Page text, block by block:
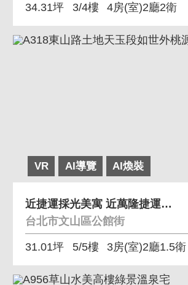
34.31坪 3/4樓 4房(室)2廳2衛
VR AI導覽 AI煥裝
近捷運採光美寓 近萬隆捷運站、採光佳、格局方正
台北市文山區公館街
31.01坪 5/5樓 3房(室)2廳1.5衛